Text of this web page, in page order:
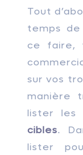
Tout
temps
ce faire,
sur vos
manière
lister les
cibles.
lister